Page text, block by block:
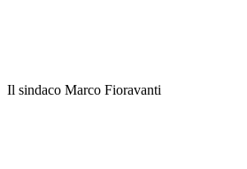
Il sindaco Marco Fioravanti